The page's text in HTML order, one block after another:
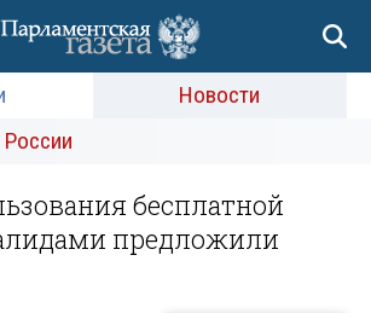
Новости
России
бесплатной
предложили